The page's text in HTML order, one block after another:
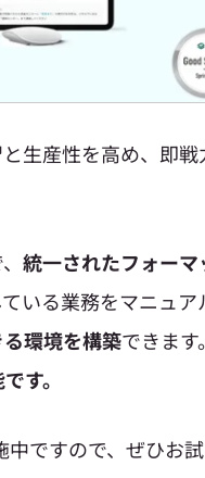
生産性を高め、即
統一されたフォー
いる業務をマニュア
環境を構築できます
す。
中ですので、ぜひお試